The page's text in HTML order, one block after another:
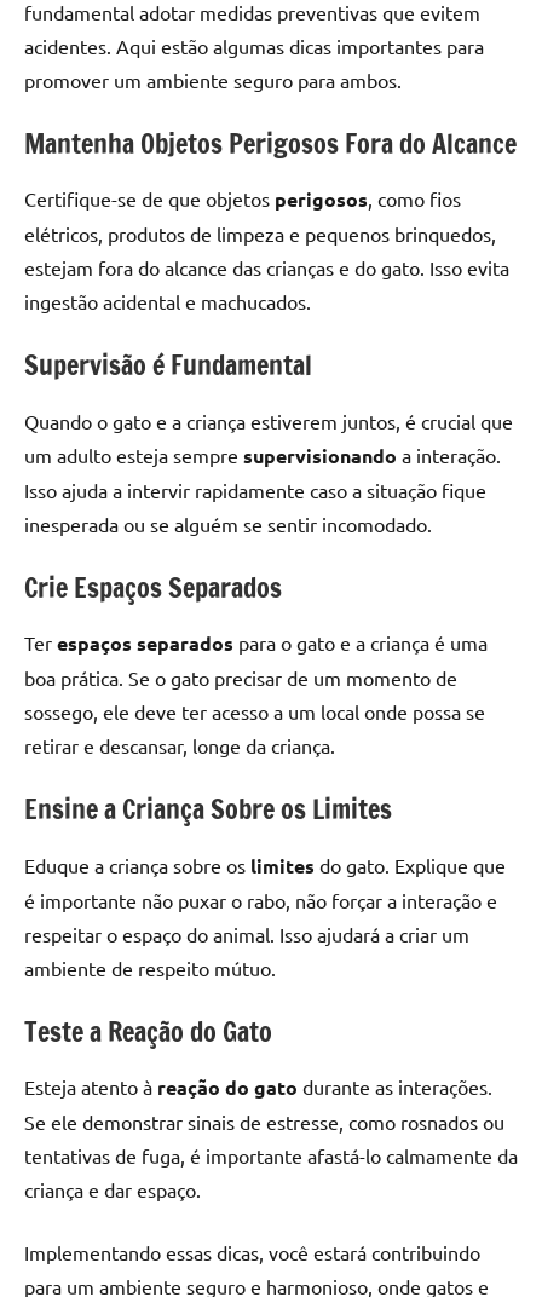
fundamental adotar medidas preventivas que evitem
acidentes. Aqui estão algumas dicas importantes para
promover um ambiente seguro para ambos.
Mantenha Objetos Perigosos Fora do Alcance
Certifique-se de que objetos perigosos, como fios
elétricos, produtos de limpeza e pequenos brinquedos,
estejam fora do alcance das crianças e do gato. Isso evita
ingestão acidental e machucados.
Supervisão é Fundamental
Quando o gato e a criança estiverem juntos, é crucial que
um adulto esteja sempre supervisionando a interação.
Isso ajuda a intervir rapidamente caso a situação fique
inesperada ou se alguém se sentir incomodado.
Crie Espaços Separados
Ter espaços separados para o gato e a criança é uma
boa prática. Se o gato precisar de um momento de
sossego, ele deve ter acesso a um local onde possa se
retirar e descansar, longe da criança.
Ensine a Criança Sobre os Limites
Eduque a criança sobre os limites do gato. Explique que
é importante não puxar o rabo, não forçar a interação e
respeitar o espaço do animal. Isso ajudará a criar um
ambiente de respeito mútuo.
Teste a Reação do Gato
Esteja atento à reação do gato durante as interações.
Se ele demonstrar sinais de estresse, como rosnados ou
tentativas de fuga, é importante afastá-lo calmamente da
criança e dar espaço.
Implementando essas dicas, você estará contribuindo
para um ambiente seguro e harmonioso, onde gatos e